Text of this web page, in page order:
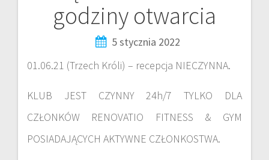
godziny otwarcia
5 stycznia 2022
01.06.21 (Trzech Króli) – recepcja NIECZYNNA.
KLUB JEST CZYNNY 24h/7 TYLKO DLA
CZŁONKÓW RENOVATIO FITNESS & GYM
POSIADAJĄCYCH AKTYWNE CZŁONKOSTWA.